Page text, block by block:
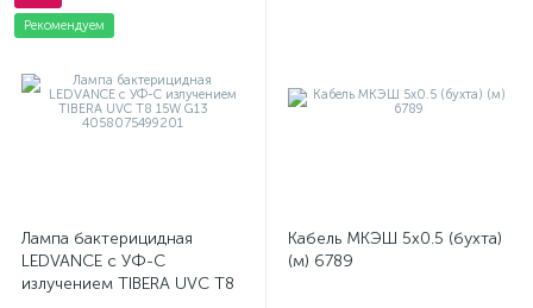
Рекомендуем
Лампа бактерицидная
LEDVANCE с УФ-С
излучением TIBERA UVC T8
Кабель МКЭШ 5х0.5 (бухта)
(м) 6789